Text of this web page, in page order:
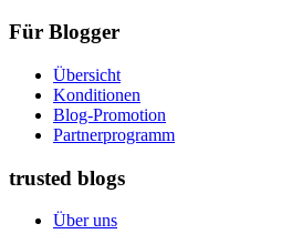
Für Blogger
Übersicht
Konditionen
Blog-Promotion
Partnerprogramm
trusted blogs
Über uns